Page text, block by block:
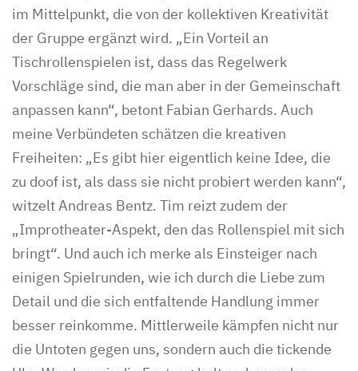
im Mittelpunkt, die von der kollektiven Kreativität
der Gruppe ergänzt wird. „Ein Vorteil an
Tischrollenspielen ist, dass das Regelwerk
Vorschläge sind, die man aber in der Gemeinschaft
anpassen kann“, betont Fabian Gerhards. Auch
meine Verbündeten schätzen die kreativen
Freiheiten: „Es gibt hier eigentlich keine Idee, die
zu doof ist, als dass sie nicht probiert werden kann“,
witzelt Andreas Bentz. Tim reizt zudem der
„Improtheater-Aspekt, den das Rollenspiel mit sich
bringt“. Und auch ich merke als Einsteiger nach
einigen Spielrunden, wie ich durch die Liebe zum
Detail und die sich entfaltende Handlung immer
besser reinkomme. Mittlerweile kämpfen nicht nur
die Untoten gegen uns, sondern auch die tickende